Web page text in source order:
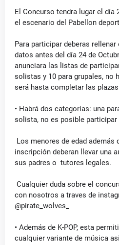
El Concurso tendra lugar el día
el escenario del Pabellon
Para participar deberas
datos antes del día 24 de
anunciara las listas de
solistas y 10 para grupales, no
será hasta completar las
• Habrá dos categorias: una
solista, no es posible participar
Los menores de edad además
inscripción deberan llevar una
sus padres o tutores legales.
Cualquier duda sobre el
con nosotros a traves de
@pirate_wolves_
• Además de K-POP, esta
cualquier variante de música